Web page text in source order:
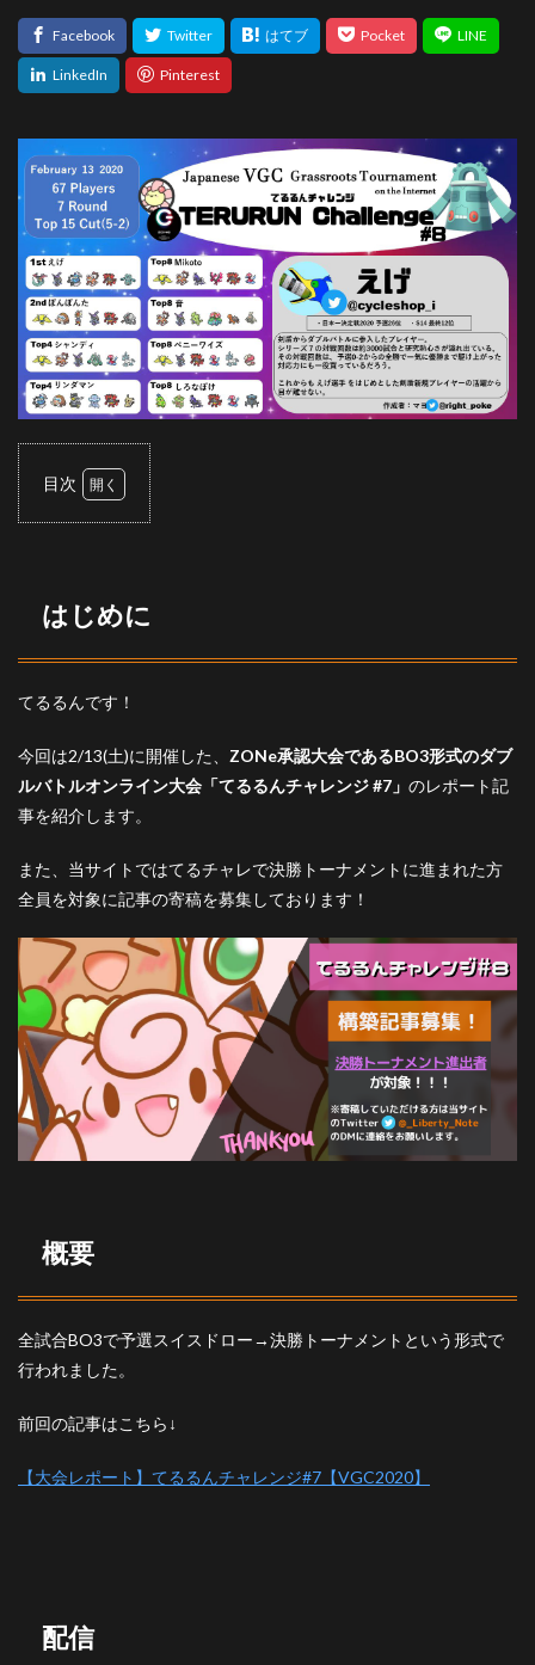
目次
概要
3
配信
3.2
決勝
ナメ
ント
配信
大会
結果
4.1
マヨ
ルト
4.2
上位
4.3
KP(被
りポ
ト)上
KP所
5
はじめに
てるるんです！
今回は2/13(土)に開催した、 ZONe承認大会であるBO3形式のダブ
ルバトルオンライン大会「てるるんチャレンジ #7」 のレポート記
事を紹介します。
また、当サイトではてるチャレで決勝トーナメントに進まれた方
全員を対象に記事の寄稿を募集しております！
概要
全試合BO3で予選スイスドロー→決勝トーナメントという形式で
行われました。
前回の記事はこちら↓
【大会レポート】てるるんチャレンジ#7【VGC2020】
配信